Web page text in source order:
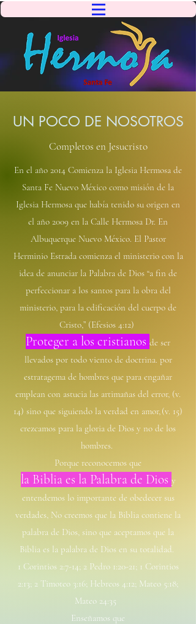
UN POCO DE NOSOTROS
Completos en Jesucristo
En el año 2014 Comienza la Iglesia Hermosa de
Santa Fe Nuevo México como misión de la
Iglesia Hermosa que había tenido su origen en
el año 2009 en la Calle Hermosa Dr. En
Albuquerque Nuevo México. El Pastor
Herminio Estrada comienza el ministerio con la
idea de anunciar la Palabra de Dios “a fin de
perfeccionar a los santos para la obra del
ministerio, para la edificación del cuerpo de
Cristo,” (Efesios 4:12)
Proteger a los cristianos de ser
llevados por todo viento de doctrina. por
estratagema de hombres que para engañar
emplean con astucia las artimañas del error, (v.
14) sino que siguiendo la verdad en amor, (v. 15)
crezcamos para la gloria de Dios y no de los
hombres.
Porque reconocemos que
la Biblia es la Palabra de Dios y
entendemos lo importante de obedecer sus
verdades, No creemos que la Biblia contiene la
palabra de Dios, sino que aceptamos que la
Biblia es la palabra de Dios en su totalidad.
1 Corintios 2:7-14; 2 Pedro 1:20-21; 1 Corintios
2:13; 2 Timoteo 3:16; Hebreos 4:12; Mateo 5:18;
Mateo 24:35
Enseñamos que